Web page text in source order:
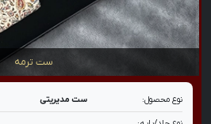
ست ترمه
نوع محصول: ست مدیریتی